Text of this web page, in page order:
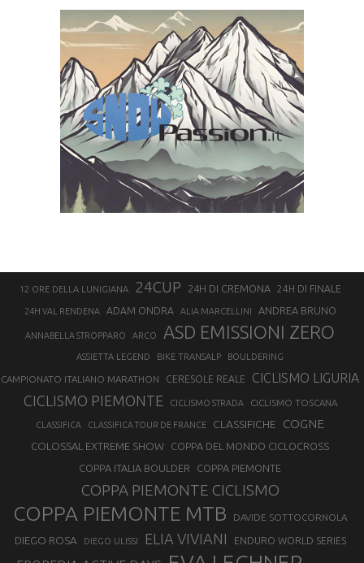
12 ORE DELLA LUNIGIANA 24CUP 24H DI CREMONA 24H DI FINALE
24H VAL RENDENA ADAM ONDRA ALIA MARCELLINI ANDREA BRUNO
ANNABELLA STROPPARO ARCO ASD EMISSIONI ZERO
ASSIETTA LEGEND BIKE TRANSALP BOULDERING
CAMPIONATO ITALIANO MARATHON CERESOLE REALE CICLISMO LIGURIA
CICLISMO PIEMONTE CICLISMO STRADA CICLISMO TOSCANA
CLASSIFICA CLASSIFICA TOUR DE FRANCE CLASSIFICHE COGNE
COLOSSAL EXTREME SHOW
COPPA DEL MONDO CICLOCROSS
COPPA ITALIA BOULDER
COPPA PIEMONTE
COPPA PIEMONTE CICLISMO
COPPA PIEMONTE MTB DAVIDE SOTTOCORNOLA
DIEGO ROSA DIEGO ULISSI ELIA VIVIANI ENDURO WORLD SERIES